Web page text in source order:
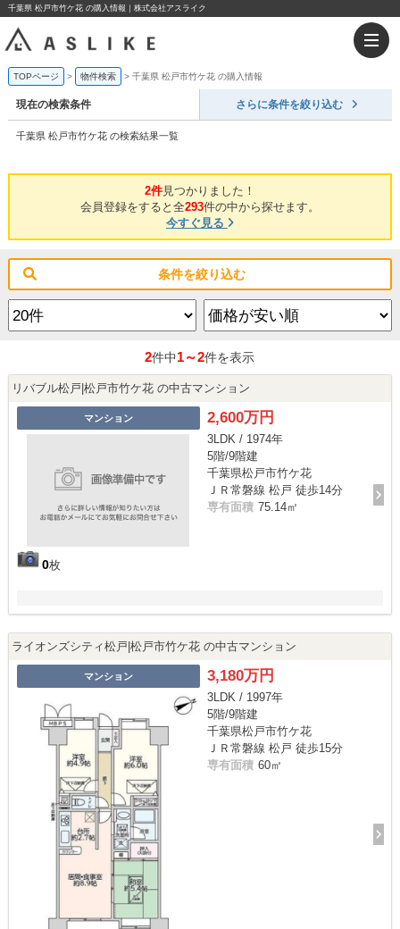
千葉県 松戸市竹ケ花 の購入情報｜株式会社アスライク
TOPページ 物件検索 千葉県 松戸市竹ケ花 の購入情報
現在の検索条件 さらに条件を絞り込む
千葉県 松戸市竹ケ花 の検索結果一覧
2件見つかりました！
会員登録をすると全293件の中から探せます。
今すぐ見る
条件を絞り込む
2件中1～2件を表示
リバブル松戸|松戸市竹ケ花 の中古マンション
マンション
0枚
2,600万円
3LDK / 1974年
5階/9階建
千葉県松戸市竹ケ花
ＪＲ常磐線 松戸 徒歩14分
専有面積 75.14㎡
ライオンズシティ松戸|松戸市竹ケ花 の中古マンション
マンション 3,180万円
3LDK / 1997年
5階/9階建
千葉県松戸市竹ケ花
ＪＲ常磐線 松戸 徒歩15分
専有面積 60㎡